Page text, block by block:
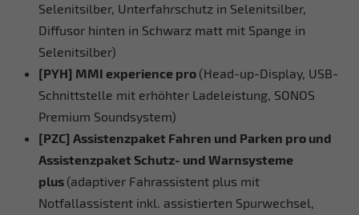
Selenitsilber, Unterfahrschutz in Selenitsilber,
Diffusor hinten in Schwarz matt mit Spange in
Selenitsilber)
[PYH] MMI experience pro (Head-up-Display, USB-
Schnittstelle mit erhöhter Ladeleistung, SONOS
Premium Soundsystem)
[PZC] Assistenzpaket Fahren und Parken pro und
Assistenzpaket Schutz- und Warnsysteme
plus (adaptiver Fahrassistent plus mit
Notfallassistent inkl. assistierten Spurwechsel,